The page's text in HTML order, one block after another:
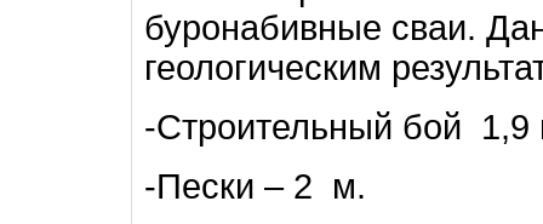
буронабивные сваи.
геологическим
-Строительный бой 1,9
-Пески – 2 м.